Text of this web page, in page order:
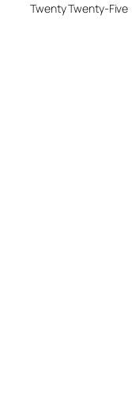
Twenty Twenty-Five